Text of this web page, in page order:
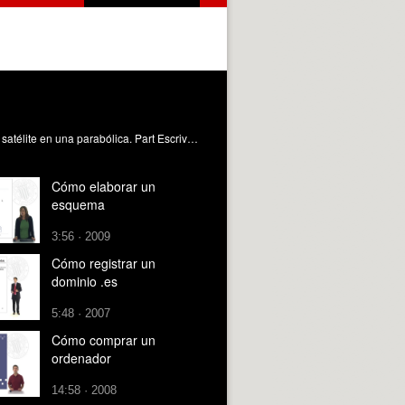
La unidad explica cómo funciona un LNB, por qué es necesario su uso y cómo permite la recepción de la señal de RTV por satélite en una parabólica. Part Escriva, MC. (2019). Cómo funciona un LNB. https://riunet.upv.es/handle/10251/122304 DER
Cómo elaborar un
esquema
3:56 · 2009
Cómo registrar un
dominio .es
5:48 · 2007
Cómo comprar un
ordenador
14:58 · 2008